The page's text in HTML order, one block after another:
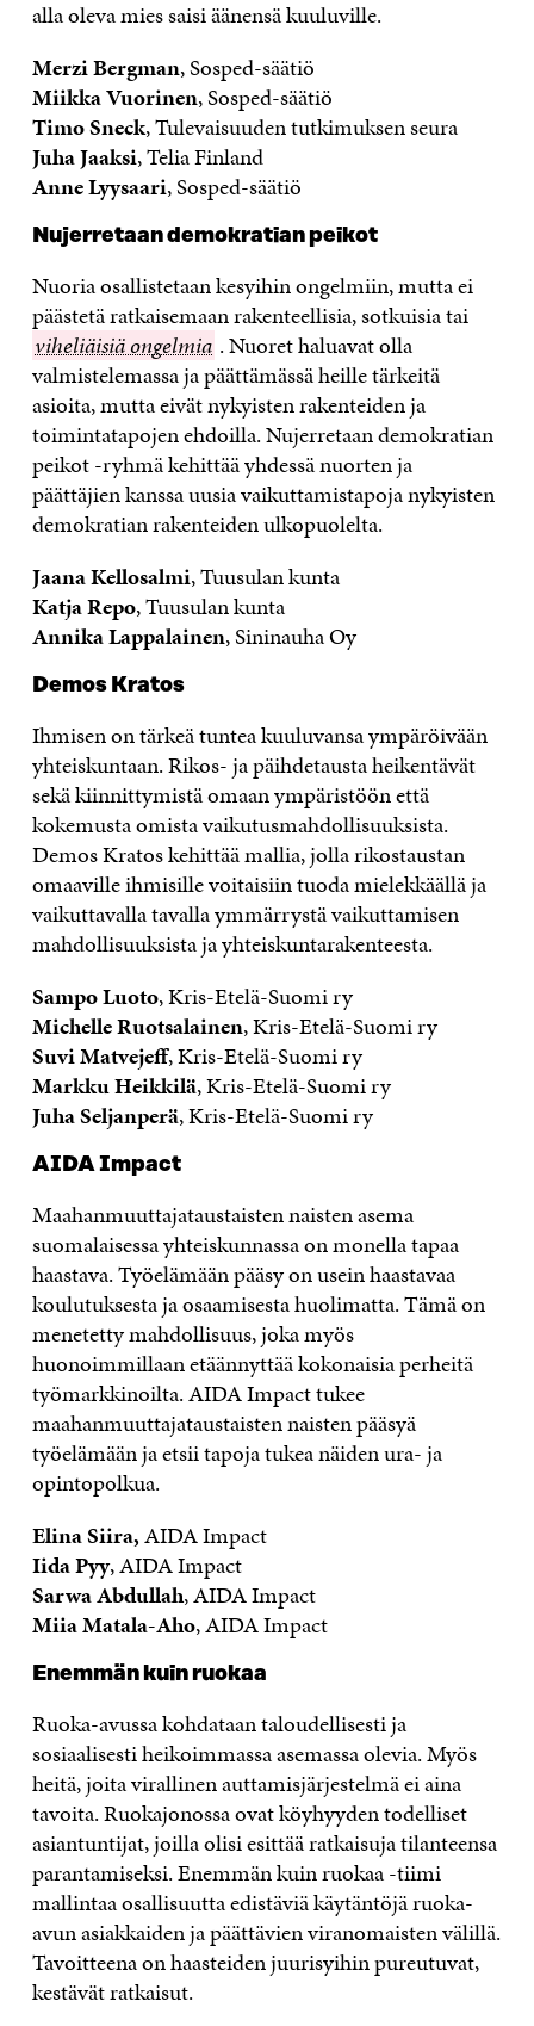
alla oleva mies saisi äänensä kuuluville.
Merzi Bergman, Sosped-säätiö
Miikka Vuorinen, Sosped-säätiö
Timo Sneck, Tulevaisuuden tutkimuksen seura
Juha Jaaksi, Telia Finland
Anne Lyysaari, Sosped-säätiö
Nujerretaan demokratian peikot
Nuoria osallistetaan kesyihin ongelmiin, mutta ei
päästetä ratkaisemaan rakenteellisia, sotkuisia tai
viheliäisiä ongelmia . Nuoret haluavat olla
valmistelemassa ja päättämässä heille tärkeitä
asioita, mutta eivät nykyisten rakenteiden ja
toimintatapojen ehdoilla. Nujerretaan demokratian
peikot -ryhmä kehittää yhdessä nuorten ja
päättäjien kanssa uusia vaikuttamistapoja nykyisten
demokratian rakenteiden ulkopuolelta.
Jaana Kellosalmi, Tuusulan kunta
Katja Repo, Tuusulan kunta
Annika Lappalainen, Sininauha Oy
Demos Kratos
Ihmisen on tärkeä tuntea kuuluvansa ympäröivään
yhteiskuntaan. Rikos- ja päihdetausta heikentävät
sekä kiinnittymistä omaan ympäristöön että
kokemusta omista vaikutusmahdollisuuksista.
Demos Kratos kehittää mallia, jolla rikostaustan
omaaville ihmisille voitaisiin tuoda mielekkäällä ja
vaikuttavalla tavalla ymmärrystä vaikuttamisen
mahdollisuuksista ja yhteiskuntarakenteesta.
Sampo Luoto, Kris-Etelä-Suomi ry
Michelle Ruotsalainen, Kris-Etelä-Suomi ry
Suvi Matvejeff, Kris-Etelä-Suomi ry
Markku Heikkilä, Kris-Etelä-Suomi ry
Juha Seljanperä, Kris-Etelä-Suomi ry
AIDA Impact
Maahanmuuttajataustaisten naisten asema
suomalaisessa yhteiskunnassa on monella tapaa
haastava. Työelämään pääsy on usein haastavaa
koulutuksesta ja osaamisesta huolimatta. Tämä on
menetetty mahdollisuus, joka myös
huonoimmillaan etäännyttää kokonaisia perheitä
työmarkkinoilta. AIDA Impact tukee
maahanmuuttajataustaisten naisten pääsyä
työelämään ja etsii tapoja tukea näiden ura- ja
opintopolkua.
Elina Siira,AIDA Impact
Iida Pyy, AIDA Impact
Sarwa Abdullah, AIDA Impact
Miia Matala-Aho, AIDA Impact
Enemmän kuin ruokaa
Ruoka-avussa kohdataan taloudellisesti ja
sosiaalisesti heikoimmassa asemassa olevia. Myös
heitä, joita virallinen auttamisjärjestelmä ei aina
tavoita. Ruokajonossa ovat köyhyyden todelliset
asiantuntijat, joilla olisi esittää ratkaisuja tilanteensa
parantamiseksi. Enemmän kuin ruokaa -tiimi
mallintaa osallisuutta edistäviä käytäntöjä ruoka-
avun asiakkaiden ja päättävien viranomaisten välillä.
Tavoitteena on haasteiden juurisyihin pureutuvat,
kestävät ratkaisut.